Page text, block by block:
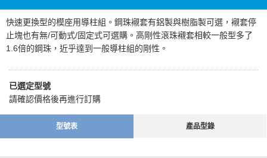
快速更換型的模座用導柱組。鋼珠襯套有鋁製與樹脂製可選，襯套停
止塊也有無/可動式/固定式可選購。高剛性滾珠襯套相較一般型多了
1.6倍的鋼珠，近乎達到一般導柱組的剛性。
已選定型號
請確認價格後再進行訂購
型號表 產品型錄